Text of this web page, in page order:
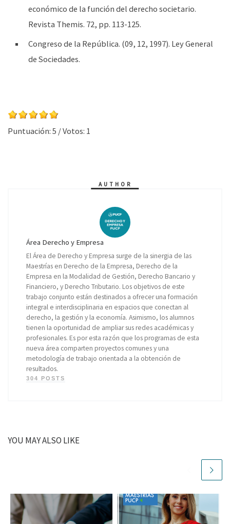
económico de la función del derecho societario.
Revista Themis. 72, pp. 113-125.
Congreso de la República. (09, 12, 1997). Ley General
de Sociedades.
Puntuación: 5 / Votos: 1
AUTHOR
Área Derecho y Empresa
El Área de Derecho y Empresa surge de la sinergia de las
Maestrías en Derecho de la Empresa, Derecho de la
Empresa en la Modalidad de Gestión, Derecho Bancario y
Financiero, y Derecho Tributario. Los objetivos de este
trabajo conjunto están destinados a ofrecer una formación
integral e interdisciplinaria en espacios que conectan al
derecho, la gestión y la economía. Asimismo, los alumnos
tienen la oportunidad de ampliar sus redes académicas y
profesionales. Es por esta razón que los programas de esta
nueva área comparten proyectos comunes y una
metodología de trabajo orientada a la obtención de
resultados.
304 POSTS
YOU MAY ALSO LIKE